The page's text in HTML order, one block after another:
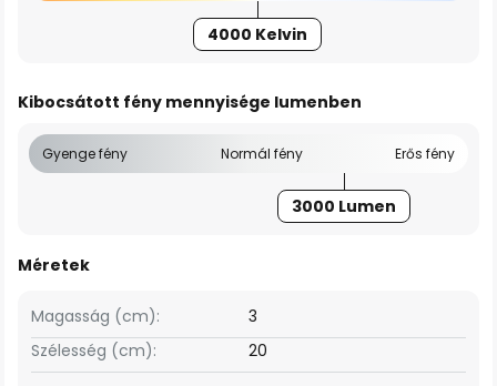
4000 Kelvin
Kibocsátott fény mennyisége lumenben
Gyenge fény Normál fény Erős fény
3000 Lumen
Méretek
Szélesség (cm): 20
Magasság (cm): 3